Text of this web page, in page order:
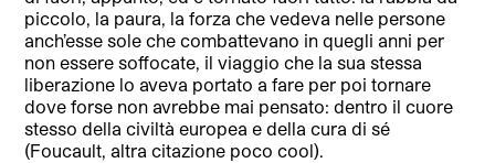
piccolo, la paura, la forza che vedeva nelle persone
anch’esse sole che combattevano in quegli anni per
non essere soffocate, il viaggio che la sua stessa
liberazione lo aveva portato a fare per poi tornare
dove forse non avrebbe mai pensato: dentro il cuore
stesso della civiltà europea e della cura di sé
(Foucault, altra citazione poco cool).